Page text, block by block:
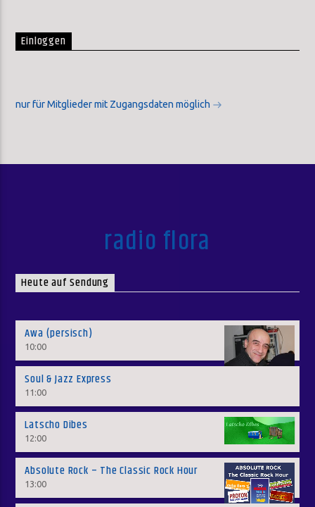
Einloggen
nur für Mitglieder mit Zugangsdaten möglich
radio flora
Heute auf Sendung
Awa (persisch)
10:00
Soul & Jazz Express
11:00
Latscho Dibes
12:00
Absolute Rock – The Classic Rock Hour
13:00